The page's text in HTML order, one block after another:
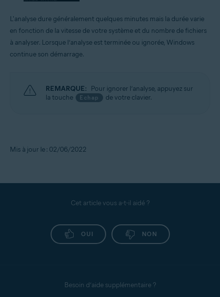
L'analyse dure généralement quelques minutes mais la durée varie
en fonction de la vitesse de votre système et du nombre de fichiers
à analyser. Lorsque l’analyse est terminée ou ignorée, Windows
continue son démarrage.
REMARQUE: Pour ignorer l’analyse, appuyez sur
la touche
Echap de votre clavier.
Mis à jour le : 02/06/2022
Cet article vous a-t-il aidé ?
OUI NON
Besoin d’aide supplémentaire ?